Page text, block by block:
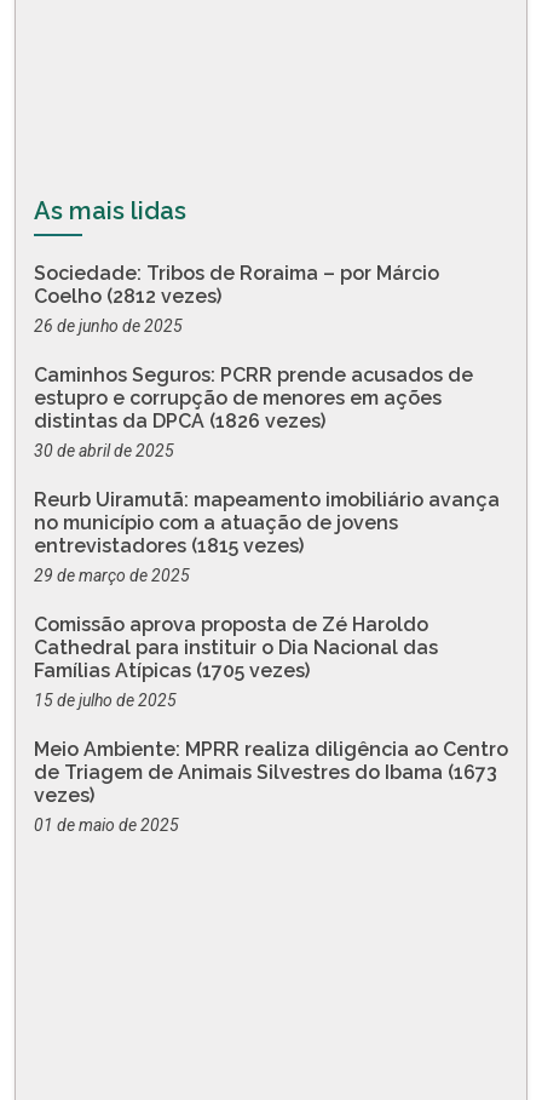
As mais lidas
Sociedade: Tribos de Roraima – por Márcio
Coelho (2812 vezes)
26 de junho de 2025
Caminhos Seguros: PCRR prende acusados de
estupro e corrupção de menores em ações
distintas da DPCA (1826 vezes)
30 de abril de 2025
Reurb Uiramutã: mapeamento imobiliário avança
no município com a atuação de jovens
entrevistadores (1815 vezes)
29 de março de 2025
Comissão aprova proposta de Zé Haroldo
Cathedral para instituir o Dia Nacional das
Famílias Atípicas (1705 vezes)
15 de julho de 2025
Meio Ambiente: MPRR realiza diligência ao Centro
de Triagem de Animais Silvestres do Ibama (1673
vezes)
01 de maio de 2025